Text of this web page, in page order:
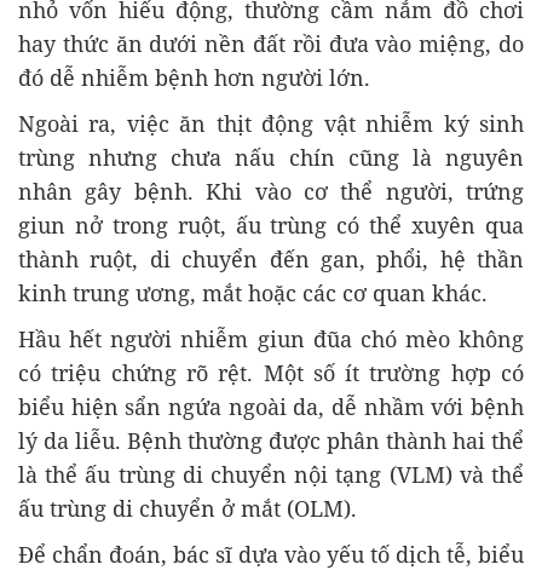
nhỏ vốn hiếu động, thường cầm nắm đồ chơi
hay thức ăn dưới nền đất rồi đưa vào miệng, do
đó dễ nhiễm bệnh hơn người lớn.
Ngoài ra, việc ăn thịt động vật nhiễm ký sinh
trùng nhưng chưa nấu chín cũng là nguyên
nhân gây bệnh. Khi vào cơ thể người, trứng
giun nở trong ruột, ấu trùng có thể xuyên qua
thành ruột, di chuyển đến gan, phổi, hệ thần
kinh trung ương, mắt hoặc các cơ quan khác.
Hầu hết người nhiễm giun đũa chó mèo không
có triệu chứng rõ rệt. Một số ít trường hợp có
biểu hiện sẩn ngứa ngoài da, dễ nhầm với bệnh
lý da liễu. Bệnh thường được phân thành hai thể
là thể ấu trùng di chuyển nội tạng (VLM) và thể
ấu trùng di chuyển ở mắt (OLM).
Để chẩn đoán, bác sĩ dựa vào yếu tố dịch tễ, biểu